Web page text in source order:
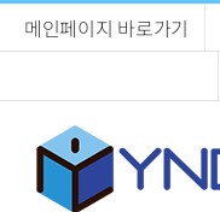
메인페이지 바로가기